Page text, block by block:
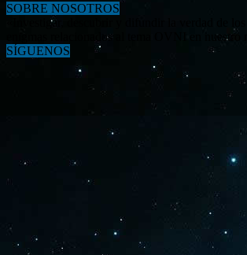
SOBRE NOSOTROS
«Investigar, descubrir y difundir la verdad de los
enigmas relacionados al tema OVNI en nuestro
SÍGUENOS